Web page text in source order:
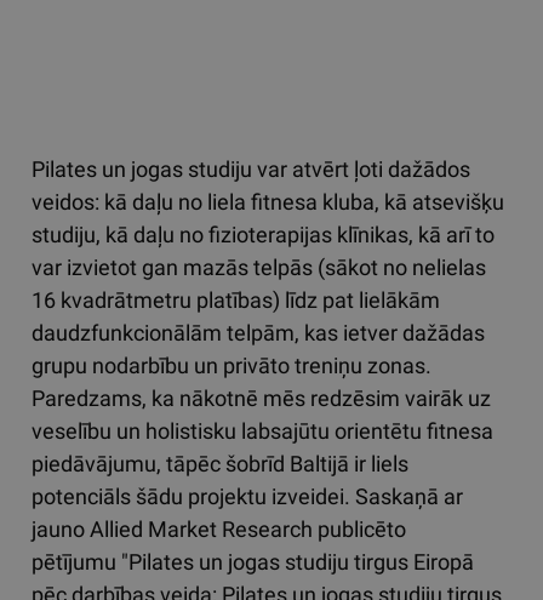
Pilates un jogas studiju var atvērt ļoti dažādos
veidos: kā daļu no liela fitnesa kluba, kā atsevišķu
studiju, kā daļu no fizioterapijas klīnikas, kā arī to
var izvietot gan mazās telpās (sākot no nelielas
16 kvadrātmetru platības) līdz pat lielākām
daudzfunkcionālām telpām, kas ietver dažādas
grupu nodarbību un privāto treniņu zonas.
Paredzams, ka nākotnē mēs redzēsim vairāk uz
veselību un holistisku labsajūtu orientētu fitnesa
piedāvājumu, tāpēc šobrīd Baltijā ir liels
potenciāls šādu projektu izveidei. Saskaņā ar
jauno Allied Market Research publicēto
pētījumu "Pilates un jogas studiju tirgus Eiropā
pēc darbības veida: Pilates un jogas studiju tirgus